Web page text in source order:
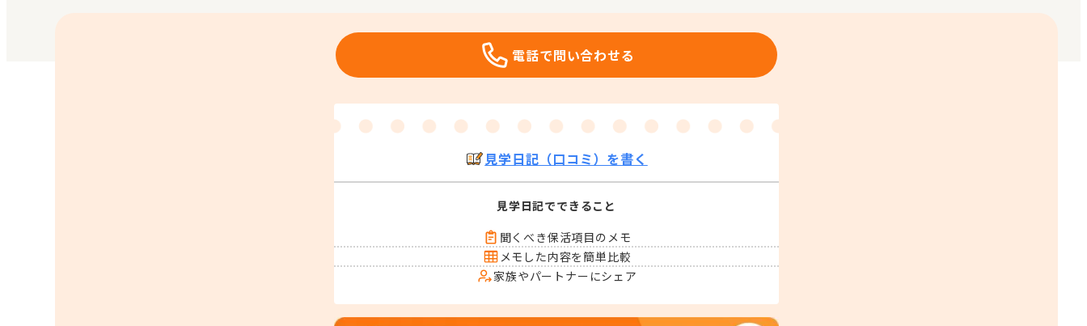
電話で問い合わせる
見学日記（口コミ）を書く
見学日記でできること
聞くべき保活項目のメモ
メモした内容を簡単比較
家族やパートナーにシェア